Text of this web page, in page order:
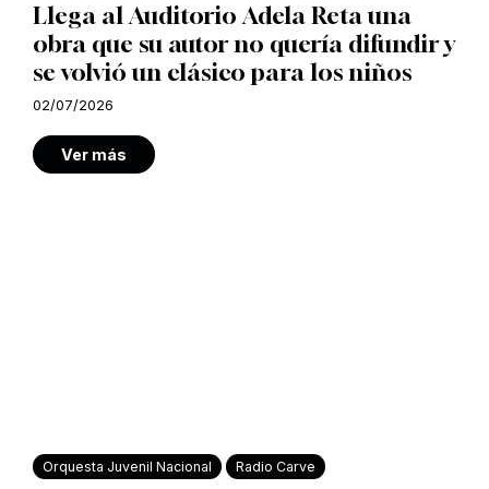
Llega al Auditorio Adela Reta una
obra que su autor no quería difundir y
se volvió un clásico para los niños
02/07/2026
Ver más
Orquesta Juvenil Nacional Radio Carve